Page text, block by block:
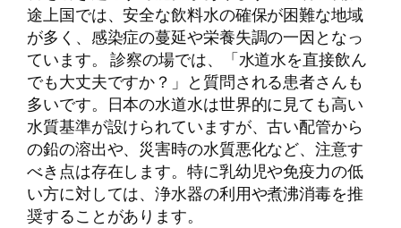
途上国では、安全な飲料水の確保が困難な地域
が多く、感染症の蔓延や栄養失調の一因となっ
ています。 診察の場では、「水道水を直接飲ん
でも大丈夫ですか？」と質問される患者さんも
多いです。日本の水道水は世界的に見ても高い
水質基準が設けられていますが、古い配管から
の鉛の溶出や、災害時の水質悪化など、注意す
べき点は存在します。特に乳幼児や免疫力の低
い方に対しては、浄水器の利用や煮沸消毒を推
奨することがあります。